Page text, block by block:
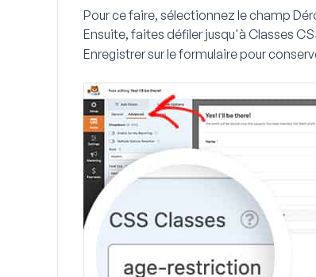
Pour ce faire, sélectionnez le champ
Ensuite, faites défiler jusqu'à Classes
Enregistrersur le formulaire pour